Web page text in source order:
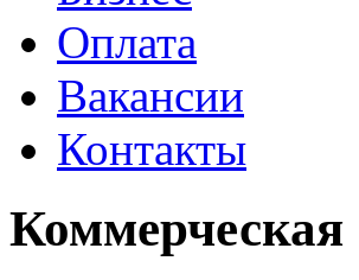
Оплата
Вакансии
Контакты
Коммерческая